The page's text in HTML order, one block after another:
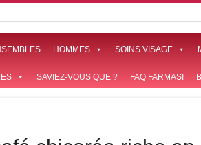
HOMMES SOINS VISAGE
SAVIEZ-VOUS QUE ? FAQ FARMASI